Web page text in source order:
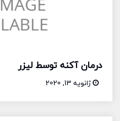
درمان آکنه توسط لیزر
ژانویه 13, 2020